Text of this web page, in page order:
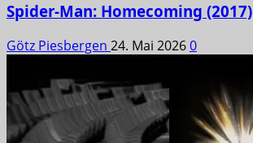
Spider-Man: Homecoming (2017)
Götz Piesbergen 24. Mai 20260